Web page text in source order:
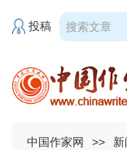
投稿
中国作家网 >> 新